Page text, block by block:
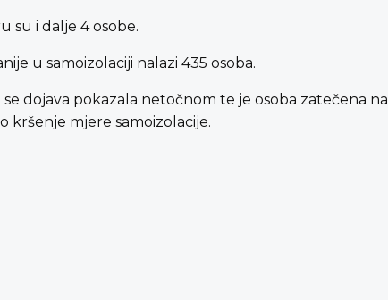
su i dalje 4 osobe.
u samoizolaciji nalazi 435 osoba.
dojava pokazala netočnom te je osoba zatečena na
kršenje mjere samoizolacije.